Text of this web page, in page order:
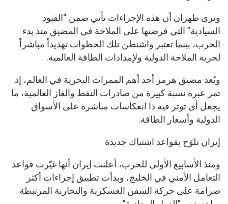
وترى طهران أن هذه الإجراءات تأتي ضمن “القيود
السيادية” التي فرضتها على الملاحة في المضيق منذ بدء
الحرب، بينما تعتبر واشنطن تلك الخطوات تهديداً مباشراً
لحرية الملاحة الدولية ولإمدادات الطاقة العالمية.
ويُعد مضيق هرمز أحد أهم الممرات البحرية في العالم، إذ
تمر عبره نسبة كبيرة من صادرات النفط والغاز العالمية، ما
يجعل أي توتر فيه ذا انعكاسات مباشرة على الأسواق
الدولية وأسعار الطاقة.
إيران تلوّح بقواعد اشتباك جديدة
ومنذ الأسابيع الأولى للحرب، أعلنت إيران أنها غيّرت قواعد
التعامل الأمني في الخليج، وبدأت تطبيق إجراءات أكثر
صرامة على حركة السفن العسكرية والتجارية المرتبطة